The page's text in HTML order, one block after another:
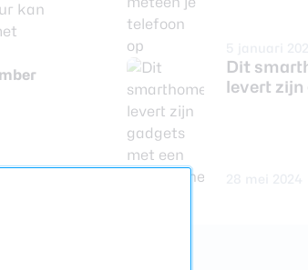
kan
vaak
Dit
levert zijn